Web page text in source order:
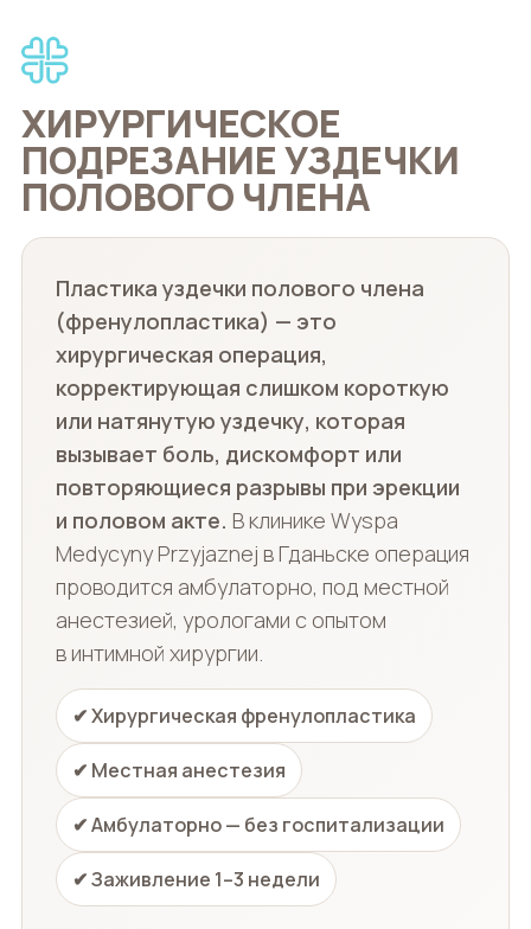
ХИРУРГИЧЕСКОЕ
ПОДРЕЗАНИЕ УЗДЕЧКИ
ПОЛОВОГО ЧЛЕНА
Пластика уздечки полового члена
(френулопластика) — это
хирургическая операция,
корректирующая слишком короткую
или натянутую уздечку, которая
вызывает боль, дискомфорт или
повторяющиеся разрывы при эрекции
и половом акте. В клинике Wyspa
Medycyny Przyjaznej в Гданьске операция
проводится амбулаторно, под местной
анестезией, урологами с опытом
в интимной хирургии.
✔ Хирургическая френулопластика
✔ Местная анестезия
✔ Амбулаторно — без госпитализации
✔ Заживление 1–3 недели